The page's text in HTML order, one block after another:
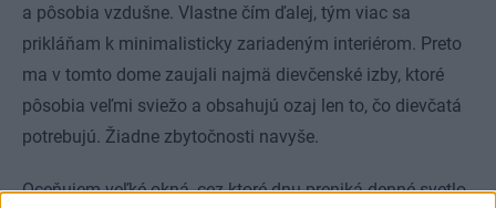
a pôsobia vzdušne. Vlastne čím ďalej, tým viac sa
prikláňam k minimalisticky zariadeným interiérom. Preto
ma v tomto dome zaujali najmä dievčenské izby, ktoré
pôsobia veľmi sviežo a obsahujú ozaj len to, čo dievčatá
potrebujú. Žiadne zbytočnosti navyše.
Oceňujem veľké okná, cez ktoré dnu preniká denné svetlo,